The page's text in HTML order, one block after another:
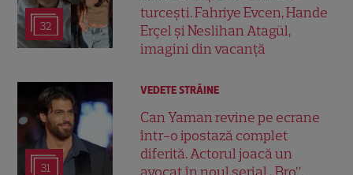
32
turcești. Fahriye Evcen, Hande
Erçel și Neslihan Atagül,
imagini din vacanță
31
VEDETE STRĂINE
Can Yaman revine pe ecrane
într-o ipostază complet
diferită. Actorul joacă un